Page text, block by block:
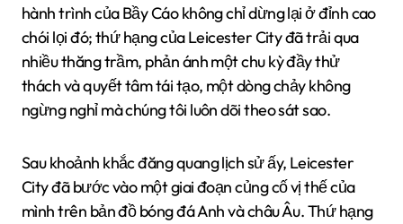
hành trình của Bầy Cáo không chỉ dừng lại ở đỉnh cao
chói lọi đó; thứ hạng của Leicester City đã trải qua
nhiều thăng trầm, phản ánh một chu kỳ đầy thử
thách và quyết tâm tái tạo, một dòng chảy không
ngừng nghỉ mà chúng tôi luôn dõi theo sát sao.
Sau khoảnh khắc đăng quang lịch sử ấy, Leicester
City đã bước vào một giai đoạn củng cố vị thế của
mình trên bản đồ bóng đá Anh và châu Âu. Thứ hạng